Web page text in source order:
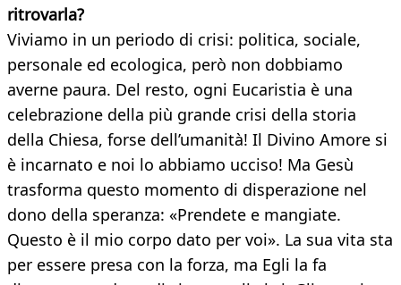
ritrovarla?
Viviamo in un periodo di crisi: politica, sociale,
personale ed ecologica, però non dobbiamo
averne paura. Del resto, ogni Eucaristia è una
celebrazione della più grande crisi della storia
della Chiesa, forse dell’umanità! Il Divino Amore si
è incarnato e noi lo abbiamo ucciso! Ma Gesù
trasforma questo momento di disperazione nel
dono della speranza: «Prendete e mangiate.
Questo è il mio corpo dato per voi». La sua vita sta
per essere presa con la forza, ma Egli la fa